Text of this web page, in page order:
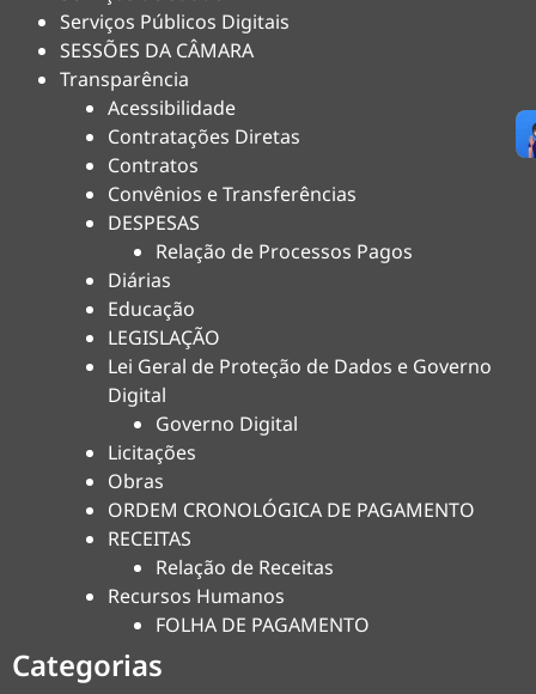
Serviços Públicos Digitais
SESSÕES DA CÂMARA
Transparência
Acessibilidade
Contratações Diretas
Contratos
Convênios e Transferências
DESPESAS
Relação de Processos Pagos
Diárias
Educação
LEGISLAÇÃO
Lei Geral de Proteção de Dados e Governo
Digital
Governo Digital
Licitações
Obras
ORDEM CRONOLÓGICA DE PAGAMENTO
RECEITAS
Relação de Receitas
Recursos Humanos
FOLHA DE PAGAMENTO
Categorias